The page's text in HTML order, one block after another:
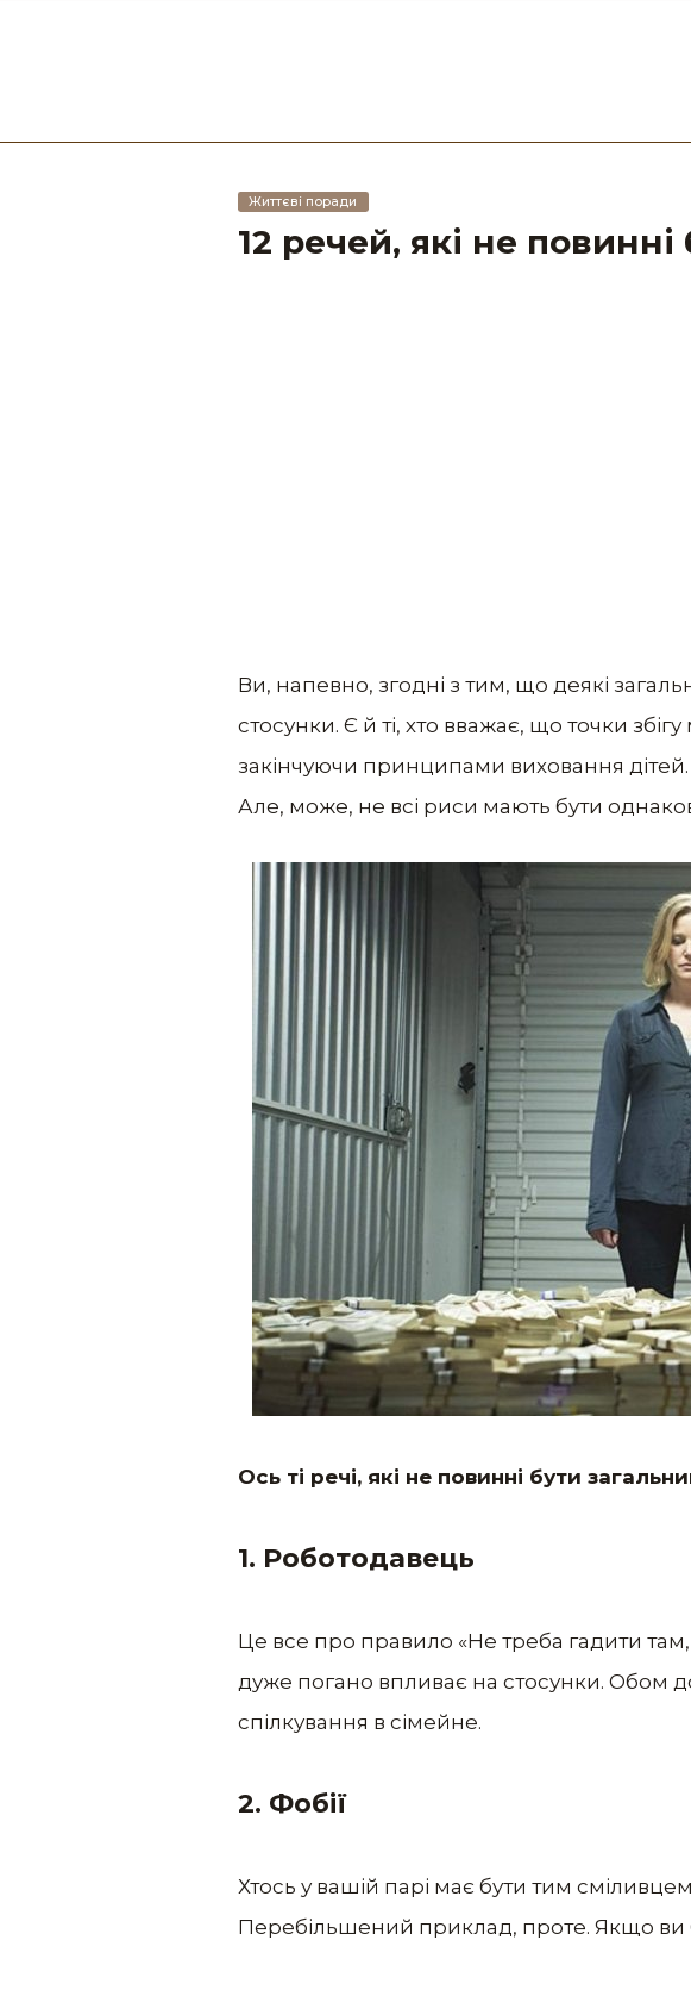
Життєві поради
12 речей, які не
Ви, напевно, згодні з тим, що деякі
стосунки. Є й ті, хто вважає, що точки
закінчуючи принципами виховання
Але, може, не всі риси мають бути
Ось ті речі, які не повинні бути
1. Роботодавець
Це все про правило «Не треба гадити
дуже погано впливає на стосунки. Обом
спілкування в сімейне.
2. Фобії
Хтось у вашій парі має бути тим
Перебільшений приклад, проте. Якщо ви